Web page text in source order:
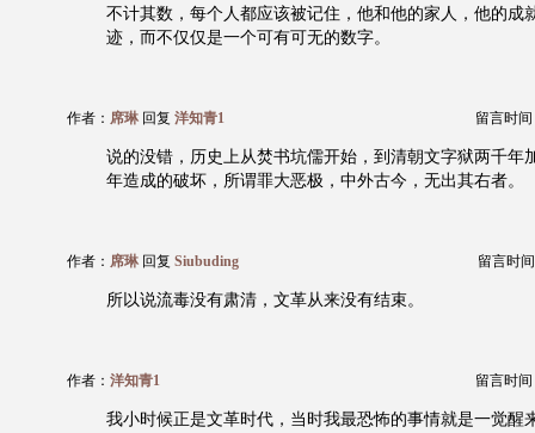
不计其数，每个人都应该被记住，他和他的家人，他的成
迹，而不仅仅是一个可有可无的数字。
作者： 席琳 回复 洋知青1 留言时间
说的没错，历史上从焚书坑儒开始，到清朝文字狱两千年
年造成的破坏，所谓罪大恶极，中外古今，无出其右者。
作者： 席琳 回复 Siubuding 留言时
所以说流毒没有肃清，文革从来没有结束。
作者： 洋知青1 留言时间
我小时候正是文革时代，当时我最恐怖的事情就是一觉醒